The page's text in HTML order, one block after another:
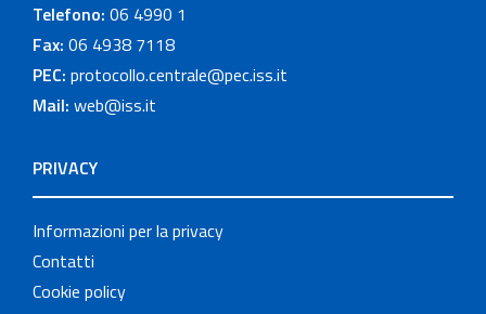
Telefono: 06 4990 1
Fax: 06 4938 7118
PEC: protocollo.centrale@pec.iss.it
Mail: web@iss.it
PRIVACY
Informazioni per la privacy
Contatti
Cookie policy